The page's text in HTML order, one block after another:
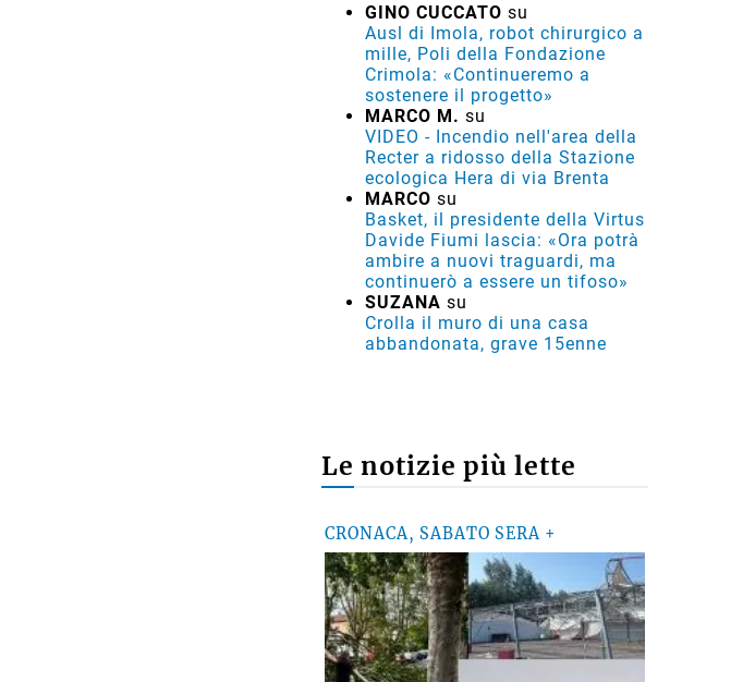
GINO CUCCATO su
Ausl di Imola, robot chirurgico a
mille, Poli della Fondazione
Crimola: «Continueremo a
sostenere il progetto»
MARCO M. su
VIDEO - Incendio nell'area della
Recter a ridosso della Stazione
ecologica Hera di via Brenta
MARCO su
Basket, il presidente della Virtus
Davide Fiumi lascia: «Ora potrà
ambire a nuovi traguardi, ma
continuerò a essere un tifoso»
SUZANA su
Crolla il muro di una casa
abbandonata, grave 15enne
Le notizie più lette
CRONACA, SABATO SERA +